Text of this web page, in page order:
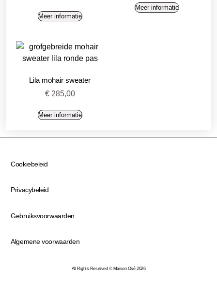
Meer informatie
Meer informatie
Lila mohair sweater
€285,00
Meer informatie
Cookiebeleid
Privacybeleid
Gebruiksvoorwaarden
Algemene voorwaarden
All Rights Reserved © Maison Osé 2026